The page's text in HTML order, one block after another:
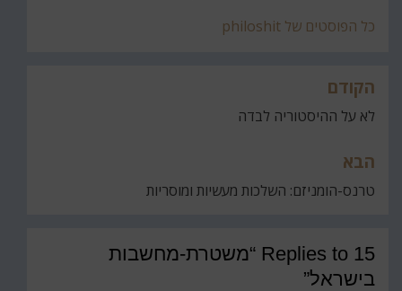
כל הפוסטים של philoshit
ניווט
הקודם
לא על ההיסטוריה לבדה
הבא
טרנס-הומניזם: השלכות מעשיות ומוסריות
15 Replies to “משטרת-מחשבות
בישראל”